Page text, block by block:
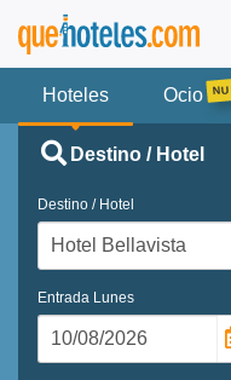
Hoteles Ocio
Destino / Hotel
Destino / Hotel
Entrada Lunes